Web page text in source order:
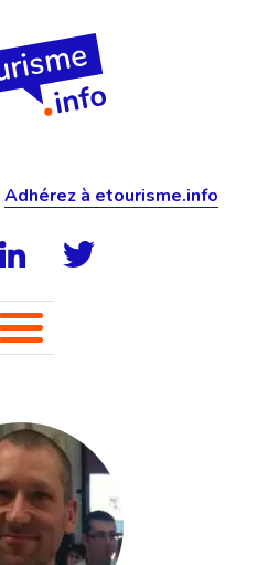
Adhérez à etourisme.info